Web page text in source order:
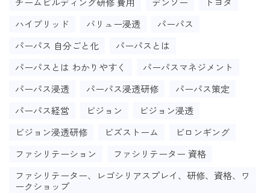
ハイブリッド
バリュー浸透
パーパス
パーパス 自分ごと化
パーパスとは
パーパスとは わかりやすく
パーパスマネジメント
パーパス浸透
パーパス浸透研修
パーパス策定
パーパス経営
ビジョン
ビジョン浸透
ビジョン浸透研修
ビズストーム
ビロンギング
ファシリテーション
ファシリテーター 資格
ファシリテーター、レゴシリアスプレイ、研修、資格、ワ
ークショップ